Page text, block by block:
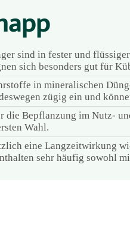
sind in fester und
sich besonders gut für
in mineralischen
zügig ein und
die Bepflanzung im Nutz-
Wahl.
eine Langzeitwirkung
sehr häufig sowohl